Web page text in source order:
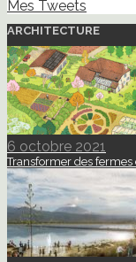
Mes Tweets
ARCHITECTURE
6 octobre 2021
Transformer des